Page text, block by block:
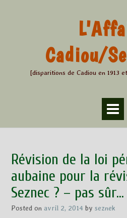
Cadiou/
[disparitions de Cadiou en 1913
Révision de la loi
aubaine pour la
Seznec ? – pas sûr…
Posted on avril 2, 2014 by seznek